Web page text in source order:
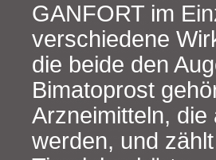
GANFORT im
verschiedene
die beide den
Bimatoprost
Arzneimitteln,
werden, und